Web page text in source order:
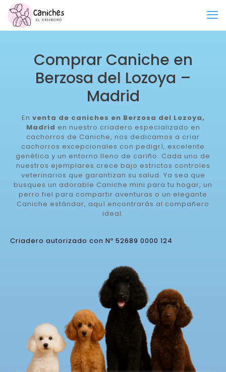
Comprar Caniche en
Berzosa del Lozoya –
Madrid
En venta de caniches en Berzosa del Lozoya,
Madrid en nuestro criadero especializado en
cachorros de Caniche, nos dedicamos a criar
cachorros excepcionales con pedigrí, excelente
genética y un entorno lleno de cariño. Cada uno de
nuestros ejemplares crece bajo estrictos controles
veterinarios que garantizan su salud. Ya sea que
busques un adorable Caniche mini para tu hogar, un
perro fiel para compartir aventuras o un elegante
Caniche estándar, aquí encontrarás al compañero
ideal.
Criadero autorizado con Nº 52689 0000 124